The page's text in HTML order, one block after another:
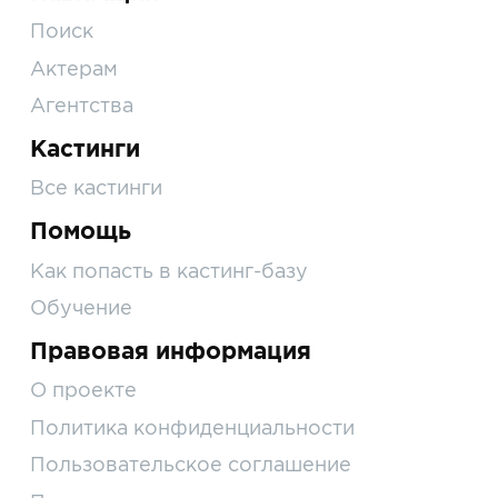
Поиск
Актерам
Агентства
Кастинги
Все кастинги
Помощь
Как попасть в кастинг-базу
Обучение
Правовая информация
О проекте
Политика конфиденциальности
Пользовательское соглашение